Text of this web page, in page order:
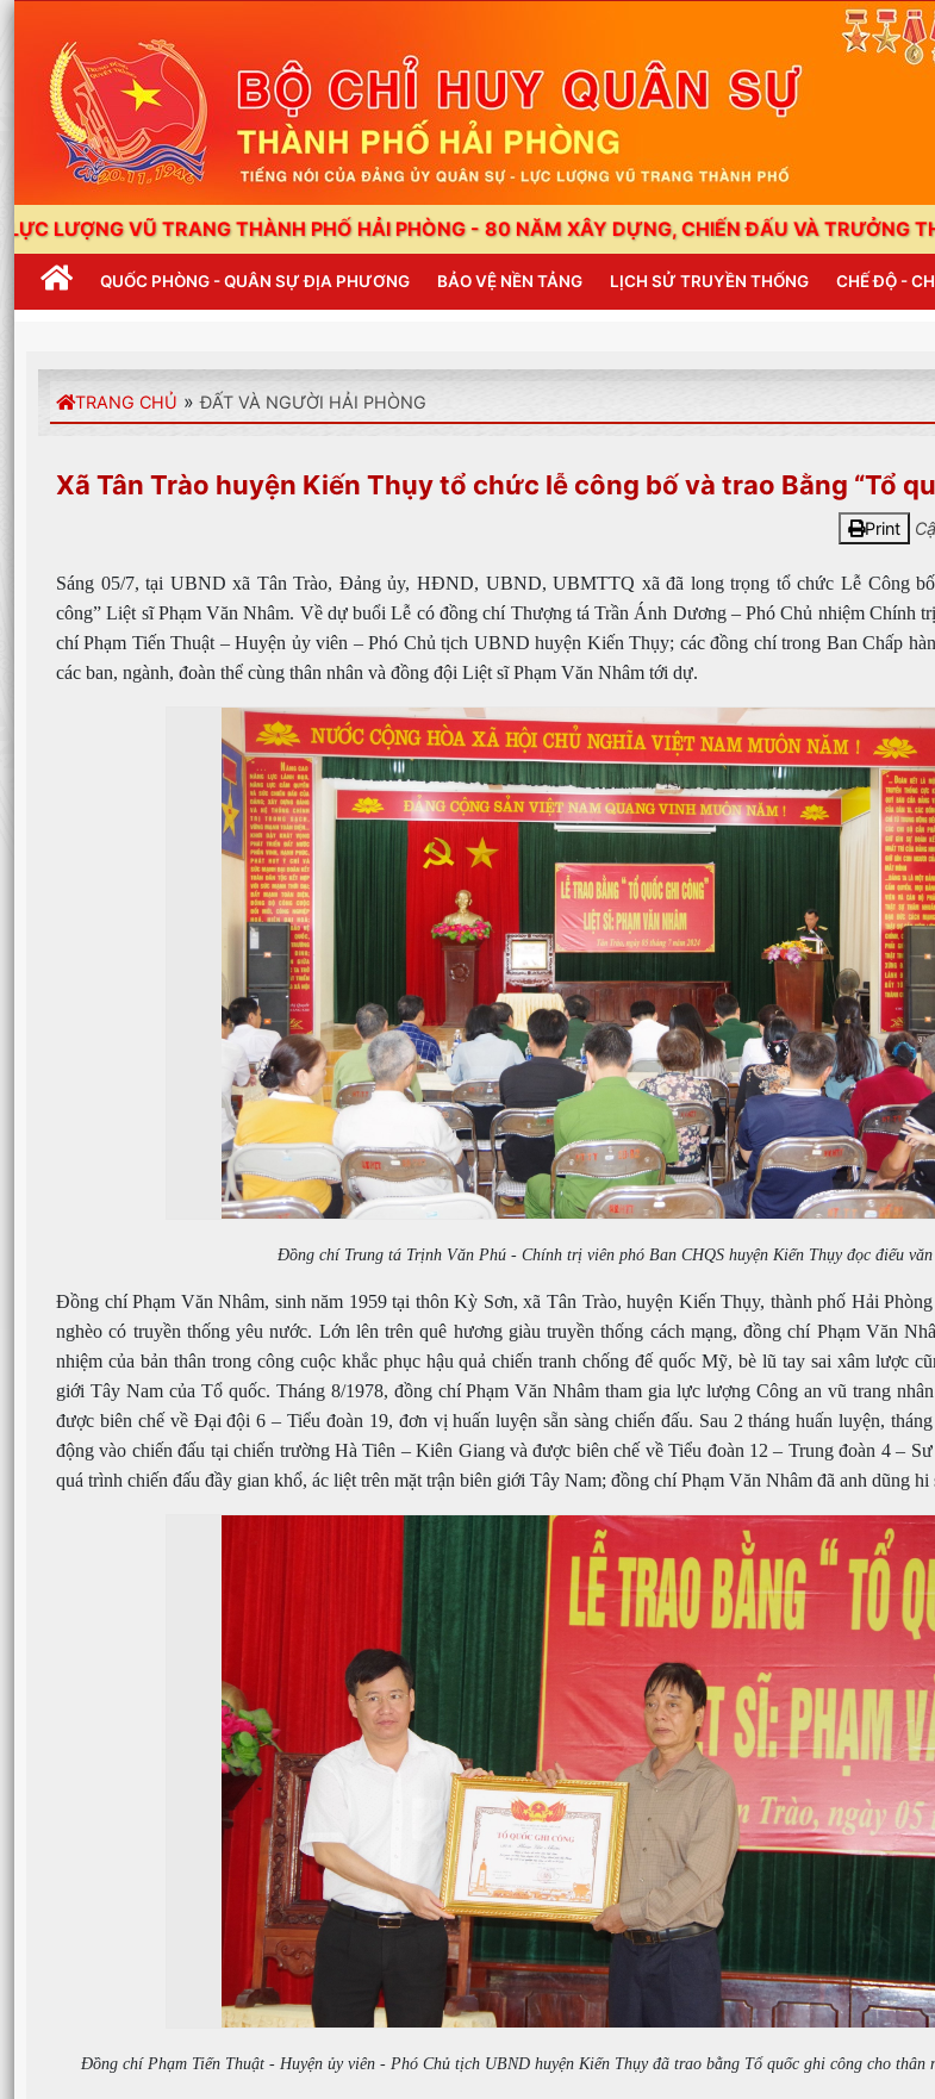
TRANG THÀNH PHỐ HẢI PHÒNG - 80 NĂM XÂY DỰNG, CHIẾN ĐẤU VÀ TRƯỞNG THÀNH”
QUỐC PHÒNG - QUÂN SỰ ĐỊA PHƯƠNG BẢO VỆ NỀN TẢNG LỊCH SỬ TRUYỀN THỐNG CHẾ ĐỘ -
TRANG CHỦ »ĐẤT VÀ NGƯỜI HẢI PHÒNG
Xã Tân Trào huyện Kiến Thụy tổ chức lễ công bố và trao Bằng “Tổ
Print
Sáng 05/7, tại UBND xã Tân Trào, Đảng ủy, HĐND, UBND, UBMTTQ xã đã long trọng tổ chức Lễ Công
công” Liệt sĩ Phạm Văn Nhâm. Về dự buổi Lễ có đồng chí Thượng tá Trần Ánh Dương – Phó Chủ nhiệm Chính
chí Phạm Tiến Thuật – Huyện ủy viên – Phó Chủ tịch UBND huyện Kiến Thụy; các đồng chí trong Ban Chấp
các ban, ngành, đoàn thể cùng thân nhân và đồng đội Liệt sĩ Phạm Văn Nhâm tới dự.
Đồng chí Trung tá Trịnh Văn Phú - Chính trị viên phó Ban CHQS huyện Kiến Thụy đọc điếu văn
Đồng chí Phạm Văn Nhâm, sinh năm 1959 tại thôn Kỳ Sơn, xã Tân Trào, huyện Kiến Thụy, thành phố Hải
nghèo có truyền thống yêu nước. Lớn lên trên quê hương giàu truyền thống cách mạng, đồng chí Phạm Văn
nhiệm của bản thân trong công cuộc khắc phục hậu quả chiến tranh chống đế quốc Mỹ, bè lũ tay sai xâm lược
giới Tây Nam của Tổ quốc. Tháng 8/1978, đồng chí Phạm Văn Nhâm tham gia lực lượng Công an vũ trang
được biên chế về Đại đội 6 – Tiểu đoàn 19, đơn vị huấn luyện sẵn sàng chiến đấu. Sau 2 tháng huấn luyện,
động vào chiến đấu tại chiến trường Hà Tiên – Kiên Giang và được biên chế về Tiểu đoàn 12 – Trung đoàn 4 –
quá trình chiến đấu đầy gian khổ, ác liệt trên mặt trận biên giới Tây Nam; đồng chí Phạm Văn Nhâm đã anh dũng hi
Đồng chí Phạm Tiến Thuật - Huyện ủy viên - Phó Chủ tịch UBND huyện Kiến Thụy đã trao bằng Tổ quốc ghi công cho thân